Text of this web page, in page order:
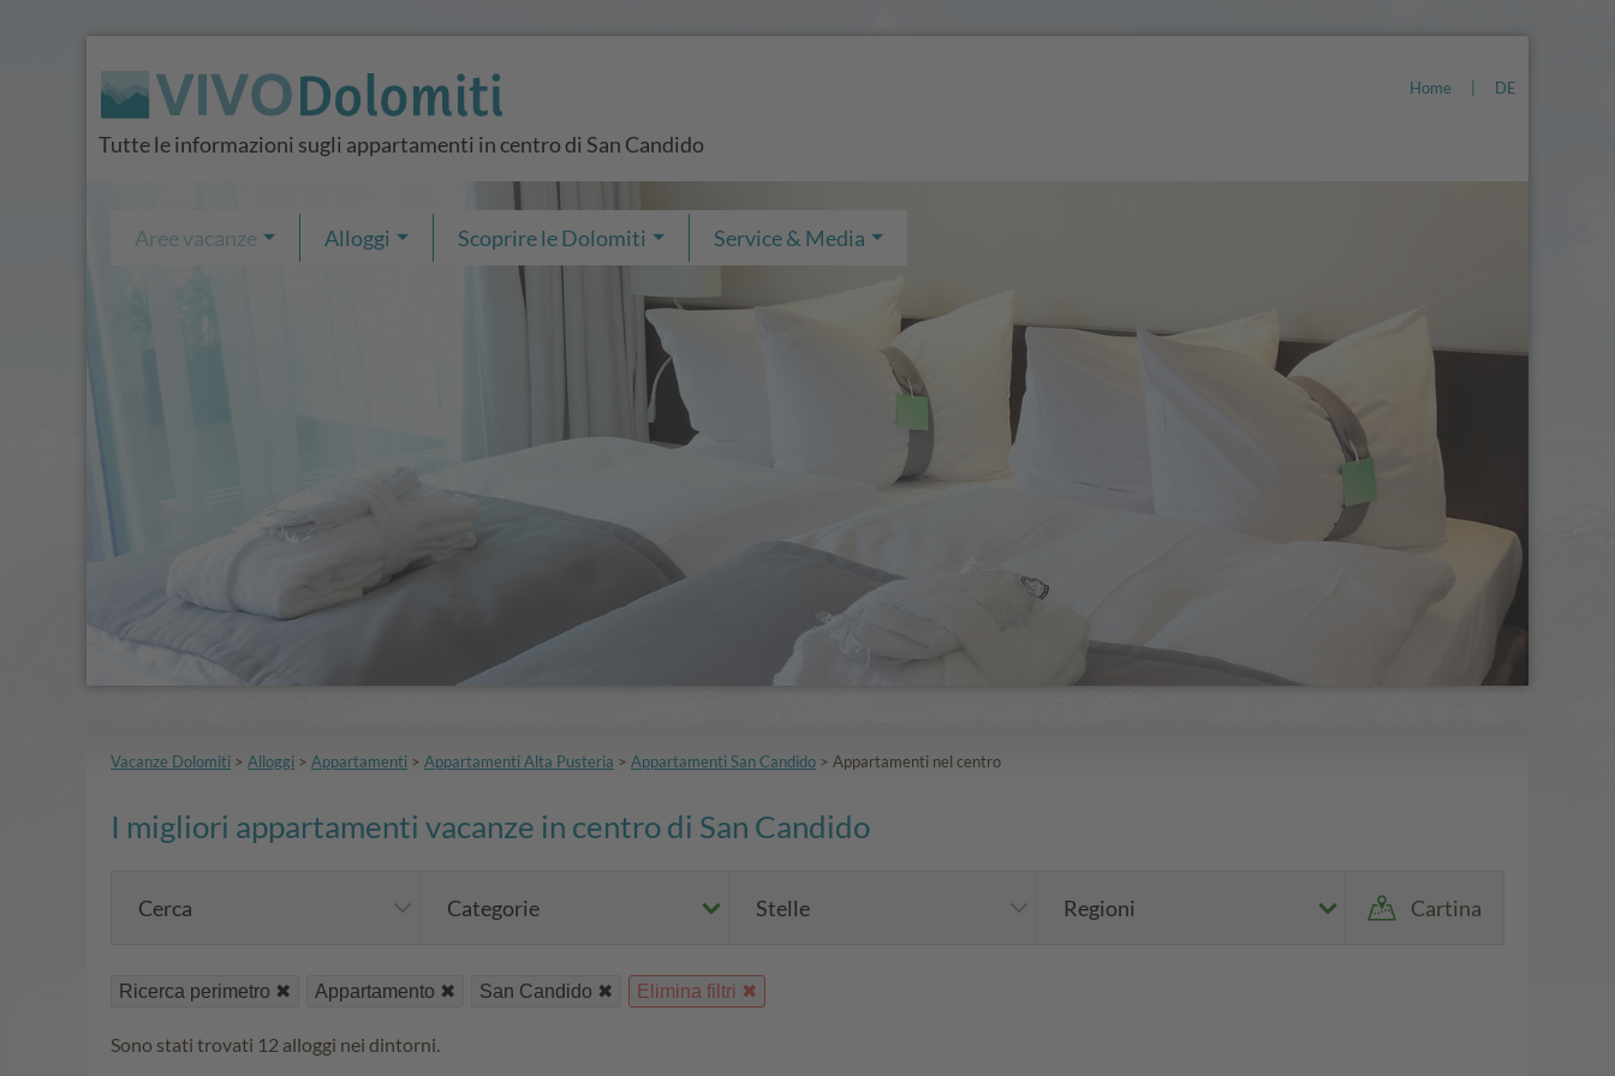
Home DE
Tutte le informazioni sugli appartamenti in centro di San Candido
Aree vacanze Alloggi Scoprire le Dolomiti Service & Media
Vacanze Dolomiti > Alloggi > Appartamenti > Appartamenti Alta Pusteria > Appartamenti San Candido > Appartamenti nel centro
I migliori appartamenti vacanze in centro di San Candido
Cerca Categorie Stelle Regioni Cartina
Ricerca perimetro Appartamento San Candido Elimina filtri
Sono stati trovati 12 alloggi nei dintorni.